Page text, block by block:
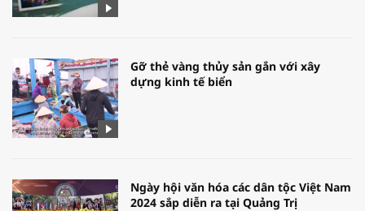
Gỡ thẻ vàng thủy sản gắn với xây
dựng kinh tế biển
Ngày hội văn hóa các dân tộc Việt Nam
2024 sắp diễn ra tại Quảng Trị